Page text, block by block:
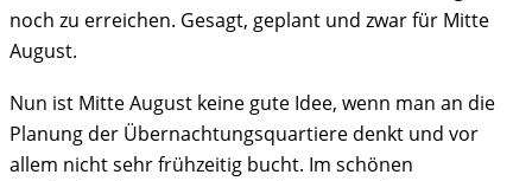
noch zu erreichen. Gesagt, geplant und zwar für Mitte
August.
Nun ist Mitte August keine gute Idee, wenn man an die
Planung der Übernachtungsquartiere denkt und vor
allem nicht sehr frühzeitig bucht. Im schönen